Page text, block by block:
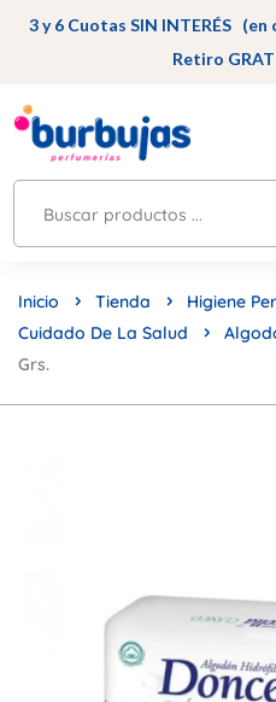
3 y 6 Cuotas SIN INTERÉS
Retiro
Inicio Tienda
Higiene
Cuidado De La Salud
Grs.